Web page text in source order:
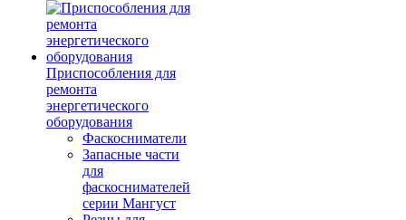
Приспособления для
ремонта
энергетического
оборудования
Фаскосниматели
Запасные части
для
фаскоснимателей
серии Мангуст